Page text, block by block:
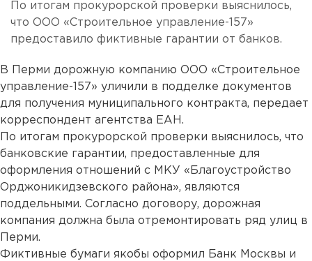
По итогам прокурорской проверки выяснилось,
что ООО «Строительное управление-157»
предоставило фиктивные гарантии от банков.
В Перми дорожную компанию ООО «Строительное
управление-157» уличили в подделке документов
для получения муниципального контракта, передает
корреспондент агентства ЕАН.
По итогам прокурорской проверки выяснилось, что
банковские гарантии, предоставленные для
оформления отношений с МКУ «Благоустройство
Орджоникидзевского района», являются
поддельными. Согласно договору, дорожная
компания должна была отремонтировать ряд улиц в
Перми.
Фиктивные бумаги якобы оформил Банк Москвы и